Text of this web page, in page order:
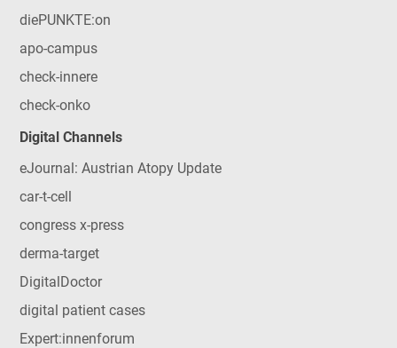
diePUNKTE:on
apo-campus
check-innere
check-onko
Digital Channels
eJournal: Austrian Atopy Update
car-t-cell
congress x-press
derma-target
DigitalDoctor
digital patient cases
Expert:innenforum